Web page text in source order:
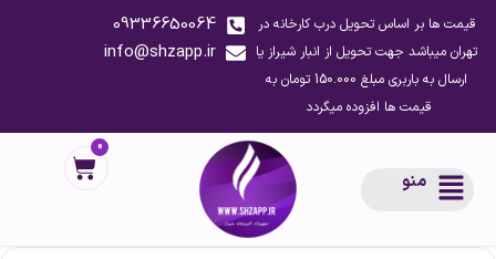
قیمت ها بر اساس تحویل درب کارخانه در
تهران میباشد جهت تحویل از انبار شیراز یا
ارسال به باربری مبلغ 150.000 تومان به
قیمت ها افزوده میگردد
09336650064
info@shzapp.ir
منو
0